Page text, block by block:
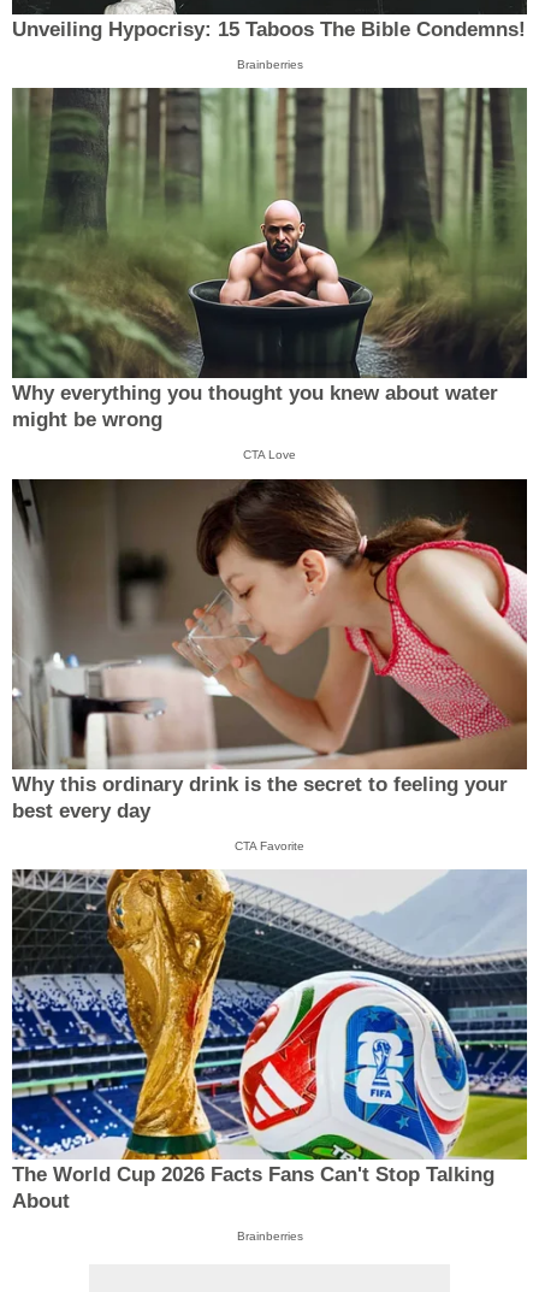
Unveiling Hypocrisy: 15 Taboos The Bible Condemns!
Brainberries
Why everything you thought you knew about water
might be wrong
CTA Love
Why this ordinary drink is the secret to feeling your
best every day
CTA Favorite
The World Cup 2026 Facts Fans Can't Stop Talking
About
Brainberries